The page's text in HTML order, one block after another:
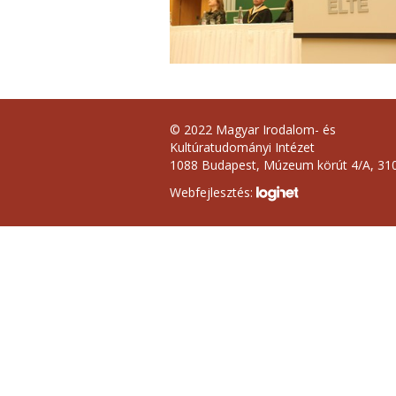
© 2022 Magyar Irodalom- és
Kultúratudományi Intézet
1088 Budapest, Múzeum körút 4/A,
Webfejlesztés: